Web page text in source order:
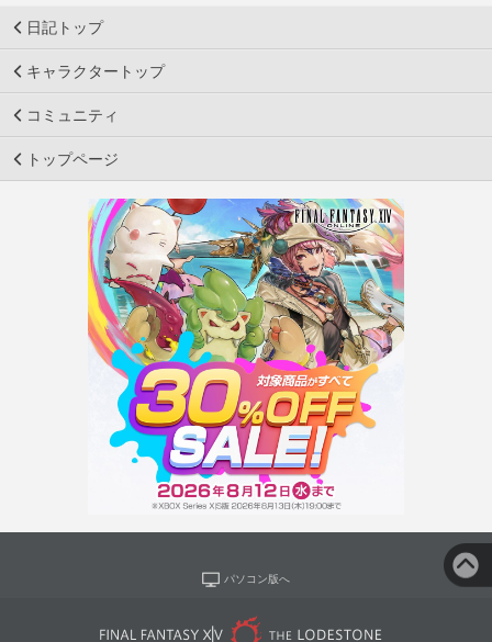
日記トップ
キャラクタートップ
コミュニティ
トップページ
パソコン版へ